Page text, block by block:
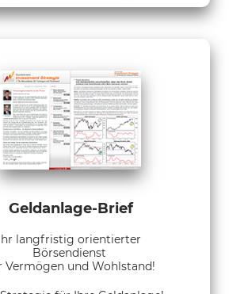
Geldanlage-Brief
Ihr langfristig orientierter
Börsendienst
Vermögen und Wohlstand!